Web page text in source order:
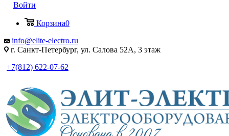
Войти
Корзина0
info@elite-electro.ru
г. Санкт-Петербург, ул. Салова 52А, 3 этаж
+7(812) 622-07-62